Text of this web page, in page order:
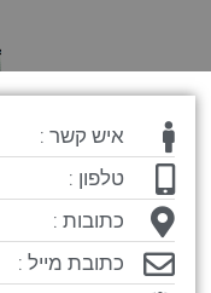
איש קשר :
טלפון :
כתובות :
כתובת מייל :